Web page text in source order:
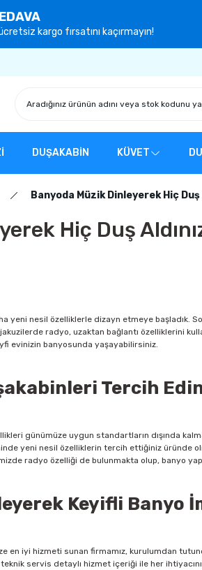
kargo fırsatını kaçırmayın!
DUŞAKABİN KÜVET
Banyoda Müzik Dinleyerek Hiç Duş
Hiç Duş
yeni nesil özelliklerle dizayn etmeye başladık.
radyo, uzaktan bağlantı özelliklerini
evinizin banyosunda yaşayabilirsiniz.
Tercih
günümüze uygun standartların dışında
yeni nesil özelliklerin tercih ettiğiniz üründe
radyo özelliği de bulunmakta olup, banyo
Keyifli Banyo
en iyi hizmeti sunan firmamız, kurulumdan
servis detaylı hizmet içeriği ile her